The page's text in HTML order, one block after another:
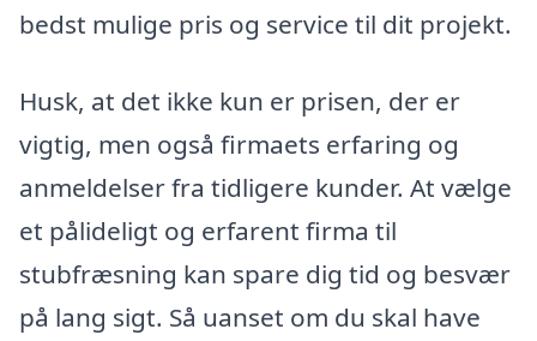
bedst mulige pris og service til dit projekt.
Husk, at det ikke kun er prisen, der er
vigtig, men også firmaets erfaring og
anmeldelser fra tidligere kunder. At vælge
et pålideligt og erfarent firma til
stubfræsning kan spare dig tid og besvær
på lang sigt. Så uanset om du skal have